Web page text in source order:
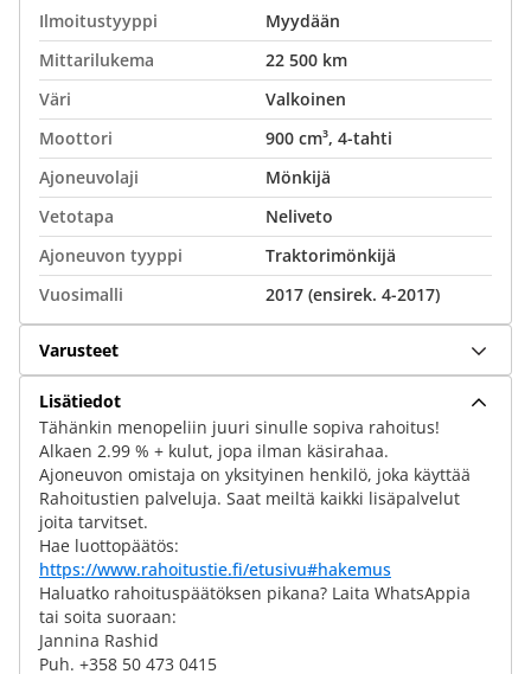
Ilmoitustyyppi
Myydään
Mittarilukema
22 500 km
Väri
Valkoinen
Moottori
900 cm³, 4-tahti
Ajoneuvolaji
Mönkijä
Vetotapa
Neliveto
Ajoneuvon tyyppi
Traktorimönkijä
Vuosimalli
2017 (ensirek. 4-2017)
Varusteet
Lisätiedot
Tähänkin menopeliin juuri sinulle sopiva rahoitus!
Alkaen 2.99 % + kulut, jopa ilman käsirahaa.
Ajoneuvon omistaja on yksityinen henkilö, joka käyttää
Rahoitustien palveluja. Saat meiltä kaikki lisäpalvelut
joita tarvitset.
Hae luottopäätös:
https://www.rahoitustie.fi/etusivu#hakemus
Haluatko rahoituspäätöksen pikana? Laita WhatsAppia
tai soita suoraan:
Jannina Rashid
Puh. +358 50 473 0415